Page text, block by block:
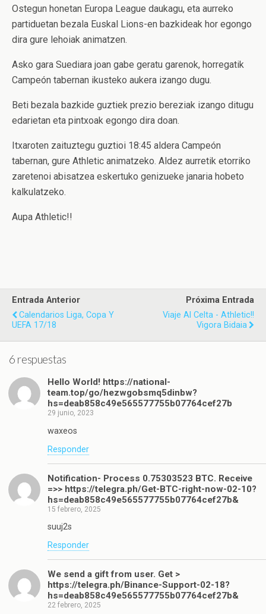
Ostegun honetan Europa League daukagu, eta aurreko
partiduetan bezala Euskal Lions-en bazkideak hor egongo
dira gure lehoiak animatzen.
Asko gara Suediara joan gabe geratu garenok, horregatik
Campeón tabernan ikusteko aukera izango dugu.
Beti bezala bazkide guztiek prezio bereziak izango ditugu
edarietan eta pintxoak egongo dira doan.
Itxaroten zaituztegu guztioi 18:45 aldera Campeón
tabernan, gure Athletic animatzeko. Aldez aurretik etorriko
zaretenoi abisatzea eskertuko genizueke janaria hobeto
kalkulatzeko.
Aupa Athletic!!
Entrada Anterior
Calendarios Liga, Copa Y
UEFA 17/18
Próxima Entrada
Viaje Al Celta - Athletic!!
Vigora Bidaia
6 respuestas
Hello World! https://national-
team.top/go/hezwgobsmq5dinbw?
hs=deab858c49e565577755b07764cef27b
29 junio, 2023
waxeos
Responder
Notification- Process 0.75303523 BTC. Receive
=>> https://telegra.ph/Get-BTC-right-now-02-10?
hs=deab858c49e565577755b07764cef27b&
15 febrero, 2025
suuj2s
Responder
We send a gift from user. Get >
https://telegra.ph/Binance-Support-02-18?
hs=deab858c49e565577755b07764cef27b&
22 febrero, 2025